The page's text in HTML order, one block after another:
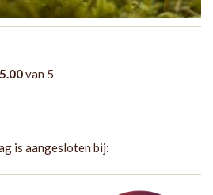
5.00van 5
is aangesloten bij: